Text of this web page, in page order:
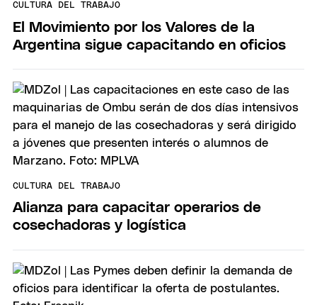
CULTURA DEL TRABAJO
El Movimiento por los Valores de la
Argentina sigue capacitando en oficios
CULTURA DEL TRABAJO
Alianza para capacitar operarios de
cosechadoras y logística